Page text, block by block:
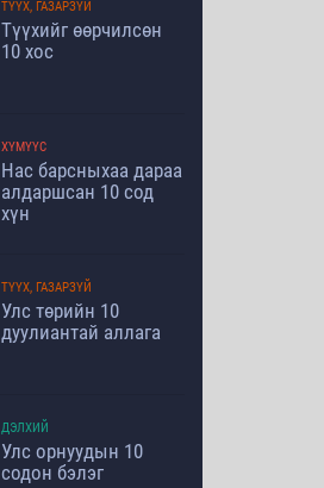
ТҮҮХ, ГАЗАРЗҮЙ
Түүхийг өөрчилсөн
10 хос
ХҮМҮҮС
Нас барсныхаа дараа
алдаршсан 10 сод
хүн
ТҮҮХ, ГАЗАРЗҮЙ
Улс төрийн 10
дуулиантай аллага
ДЭЛХИЙ
Улс орнуудын 10
содон бэлэг